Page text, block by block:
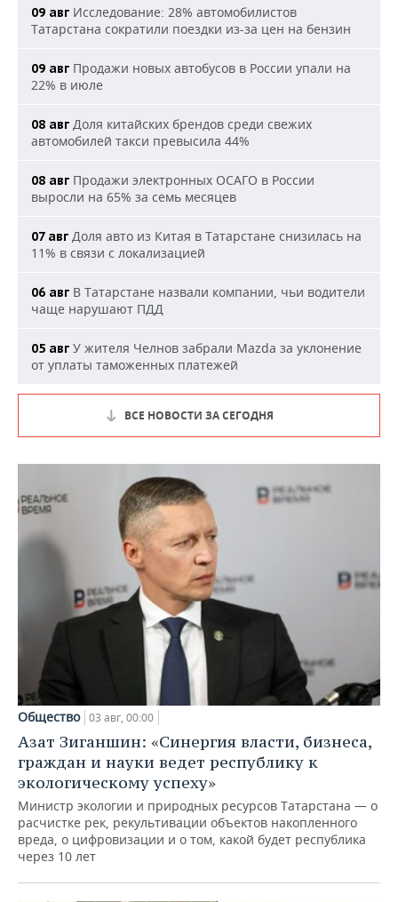
09 авг Исследование: 28% автомобилистов
Татарстана сократили поездки из-за цен на бензин
09 авг Продажи новых автобусов в России упали на
22% в июле
08 авг Доля китайских брендов среди свежих
автомобилей такси превысила 44%
08 авг Продажи электронных ОСАГО в России
выросли на 65% за семь месяцев
07 авг Доля авто из Китая в Татарстане снизилась на
11% в связи с локализацией
06 авг В Татарстане назвали компании, чьи водители
чаще нарушают ПДД
05 авг У жителя Челнов забрали Mazda за уклонение
от уплаты таможенных платежей
ВСЕ НОВОСТИ ЗА СЕГОДНЯ
Общество 03 авг, 00:00
Азат Зиганшин: «Синергия власти, бизнеса,
граждан и науки ведет республику к
экологическому успеху»
Министр экологии и природных ресурсов Татарстана — о
расчистке рек, рекультивации объектов накопленного
вреда, о цифровизации и о том, какой будет республика
через 10 лет